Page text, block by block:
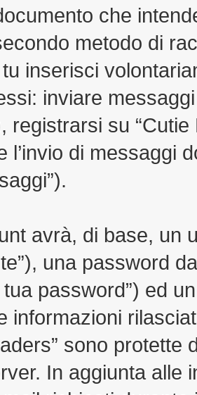
che
metodo di
inserisci
inviare
registrarsi su
l’invio di messaggi
avrà, di base, un
una password
tua password”) ed
informazioni
sono protette
In aggiunta alle